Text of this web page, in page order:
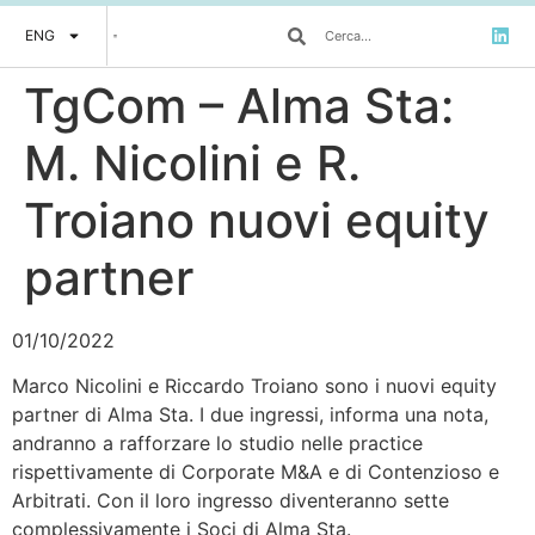
ENG
TgCom – Alma Sta:
M. Nicolini e R.
Troiano nuovi equity
partner
01/10/2022
Marco Nicolini e Riccardo Troiano sono i nuovi equity
partner di Alma Sta. I due ingressi, informa una nota,
andranno a rafforzare lo studio nelle practice
rispettivamente di Corporate M&A e di Contenzioso e
Arbitrati. Con il loro ingresso diventeranno sette
complessivamente i Soci di Alma Sta.